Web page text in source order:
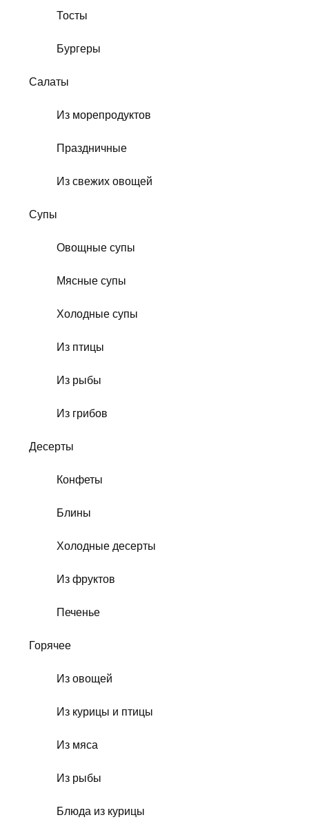
Тосты
Бургеры
Салаты
Из морепродуктов
Праздничные
Из свежих овощей
Супы
Овощные супы
Мясные супы
Холодные супы
Из птицы
Из рыбы
Из грибов
Десерты
Конфеты
Блины
Холодные десерты
Из фруктов
Печенье
Горячее
Из овощей
Из курицы и птицы
Из мяса
Из рыбы
Блюда из курицы